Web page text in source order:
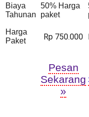
Biaya
Tahunan
50% Harga
paket
Harga
Paket
Rp 750.000
Pesan
Sekarang
»